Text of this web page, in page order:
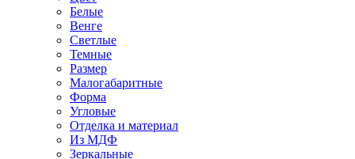
Белые
Венге
Светлые
Темные
Размер
Малогабаритные
Форма
Угловые
Отделка и материал
Из МДФ
Зеркальные